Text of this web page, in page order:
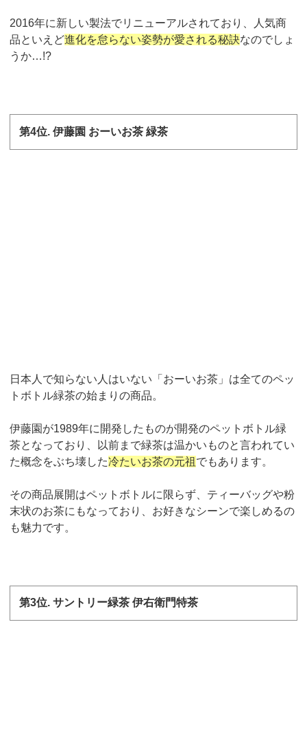
2016年に新しい製法でリニューアルされており、人気商
品といえど進化を怠らない姿勢が愛される秘訣なのでしょ
うか…!?
第4位. 伊藤園 おーいお茶 緑茶
日本人で知らない人はいない「おーいお茶」は全てのペッ
トボトル緑茶の始まりの商品。
伊藤園が1989年に開発したものが開発のペットボトル緑
茶となっており、以前まで緑茶は温かいものと言われてい
た概念をぶち壊した冷たいお茶の元祖 でもあります。
その商品展開はペットボトルに限らず、ティーバッグや粉
末状のお茶にもなっており、お好きなシーンで楽しめるの
も魅力です。
第3位. サントリー緑茶 伊右衛門特茶